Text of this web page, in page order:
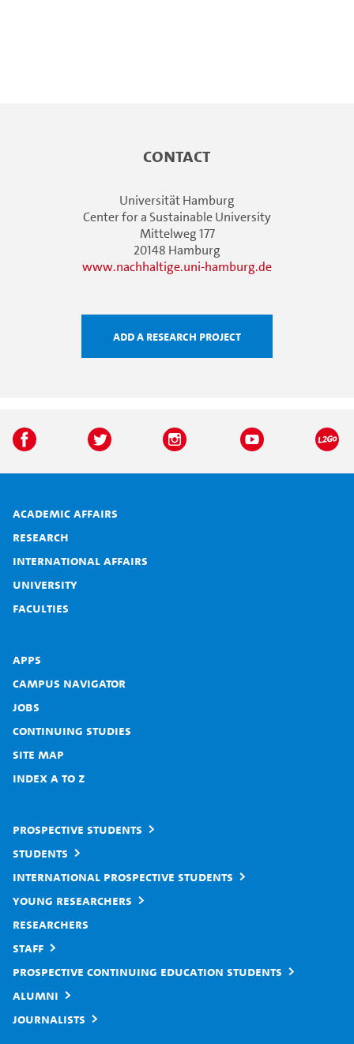
Contact
Universität Hamburg
Center for a Sustainable University
Mittelweg 177
20148 Hamburg
www.nachhaltige.uni-hamburg.de
Add a research project
Academic affairs
Research
International affairs
University
Faculties
Apps
Campus Navigator
Jobs
Continuing studies
Site map
Index A to Z
Prospective students
Students
International prospective students
Young researchers
Researchers
Staff
Prospective continuing education students
Alumni
Journalists